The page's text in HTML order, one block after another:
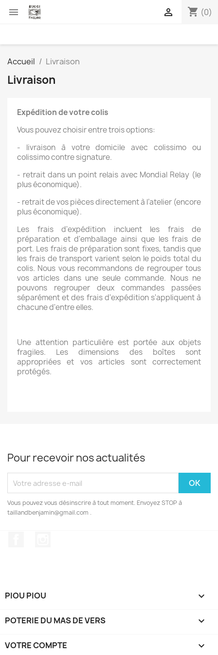
 shopping_cart (0)

Accueil Livraison
Livraison
Expédition de votre colis
Vous pouvez choisir entre trois options:
- livraison à votre domicile avec colissimo ou
colissimo contre signature.
- retrait dans un point relais avec Mondial Relay (le
plus économique).
- retrait de vos pièces directement à l’atelier (encore
plus économique).
Les frais d'expédition incluent les frais de
préparation et d'emballage ainsi que les frais de
port. Les frais de préparation sont fixes, tandis que
les frais de transport varient selon le poids total du
colis. Nous vous recommandons de regrouper tous
vos articles dans une seule commande. Nous ne
pouvons regrouper deux commandes passées
séparément et des frais d'expédition s'appliquent à
chacune d'entre elles.
Une attention particulière est portée aux objets
fragiles. Les dimensions des boîtes sont
appropriées et vos articles sont correctement
protégés.
Pour recevoir nos actualités
Vous pouvez vous désinscrire à tout moment. Envoyez STOP à
taillandbenjamin@gmail.com .
PIOU PIOU 
POTERIE DU MAS DE VERS 
VOTRE COMPTE 